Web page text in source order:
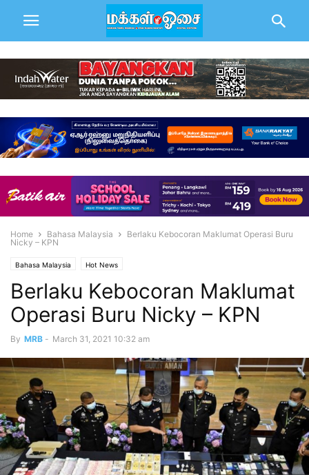
Home Bahasa Malaysia
Berlaku Kebocoran Maklumat Operasi Buru
Nicky – KPN
Bahasa Malaysia Hot News
Berlaku Kebocoran Maklumat
Operasi Buru Nicky – KPN
By MRB - March 31, 2021 10:32 am